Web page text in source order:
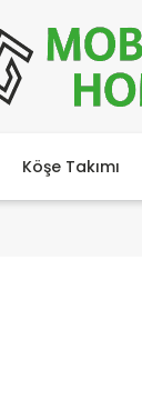
Köşe Takımı